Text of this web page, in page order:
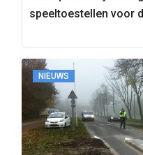
speeltoestellen voor
NIEUWS